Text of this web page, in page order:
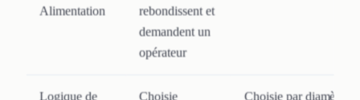
Alimentation rebondissent et
demandent un
opérateur
Logique de Choisie Choisie par diamètre,